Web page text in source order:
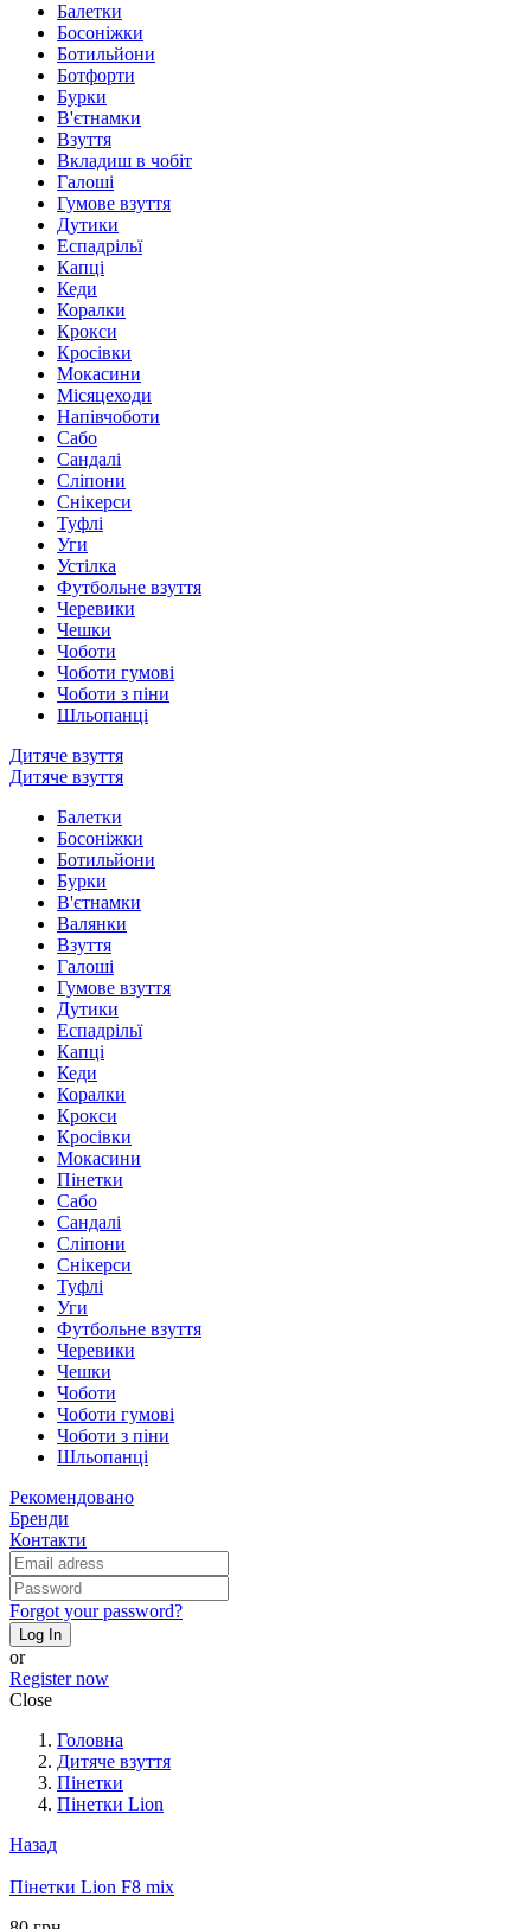
Балетки
Босоніжки
Ботильйони
Ботфорти
Бурки
В'єтнамки
Взуття
Вкладиш в чобіт
Галоші
Гумове взуття
Дутики
Еспадрільї
Капці
Кеди
Коралки
Крокси
Кросівки
Мокасини
Місяцеходи
Напівчоботи
Сабо
Сандалі
Сліпони
Снікерси
Туфлі
Уги
Устілка
Футбольне взуття
Черевики
Чешки
Чоботи
Чоботи гумові
Чоботи з піни
Шльопанці
Дитяче взуття
Дитяче взуття
Балетки
Босоніжки
Ботильйони
Бурки
В'єтнамки
Валянки
Взуття
Галоші
Гумове взуття
Дутики
Еспадрільї
Капці
Кеди
Коралки
Крокси
Кросівки
Мокасини
Пінетки
Сабо
Сандалі
Сліпони
Снікерси
Туфлі
Уги
Футбольне взуття
Черевики
Чешки
Чоботи
Чоботи гумові
Чоботи з піни
Шльопанці
Рекомендовано
Бренди
Контакти
Forgot your password?
Log In
or
Register now
Close
Головна
Дитяче взуття
Пінетки
Пінетки Lion
Назад
Пінетки Lion F8 mix